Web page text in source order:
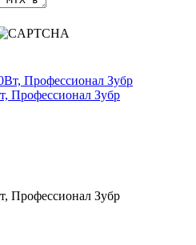
Профессионал Зубр
Профессионал Зубр